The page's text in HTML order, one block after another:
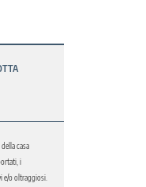
casa
i
e/o oltraggiosi.